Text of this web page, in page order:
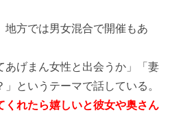
地方では男女混合で開催もあ
あげまん女性と出会うか」「妻
というテーマで話している。
くれたら嬉しいと彼女や奥さん